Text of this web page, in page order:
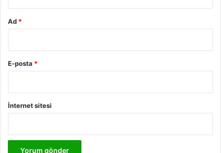
Ad *
E-posta *
İnternet sitesi